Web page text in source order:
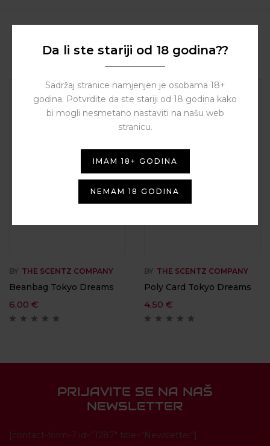
Related Products
BY THE SCENTZ COMPANY
Beanbag Tokyo Dreams
6,00 €
BY THE SCENTZ COMPANY
Poly Card Tokyo Dreams
4,50 €
PRIJAVITE SE NA NAŠ
NEWSLETTER
[contact-form-7 id="1287" title="Newsletter"]
Da li ste stariji od 18 godina??
Sadržaj stranice namjenjen je osobama 18+
godina. Potvrdite da ste stariji od 18 godina kako
bi mogli nesmetano nastaviti na našu web
stranicu.
IMAM 18+ GODINA
NEMAM 18 GODINA